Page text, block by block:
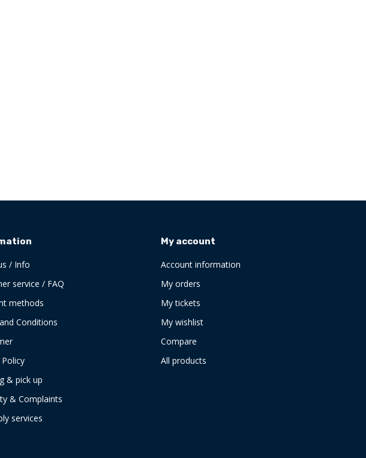
/ Info
service / FAQ
methods
Conditions
& pick up
& Complaints
services
My account
Account information
My orders
My tickets
My wishlist
Compare
All products